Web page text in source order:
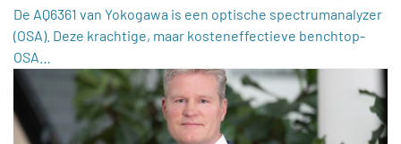
De AQ6361 van Yokogawa is een optische spectrumanalyzer
(OSA). Deze krachtige, maar kosteneffectieve benchtop-
OSA…